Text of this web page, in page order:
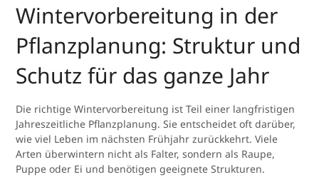
Wintervorbereitung in der
Pflanzplanung: Struktur und
Schutz für das ganze Jahr
Die richtige Wintervorbereitung ist Teil einer langfristigen
Jahreszeitliche Pflanzplanung. Sie entscheidet oft darüber,
wie viel Leben im nächsten Frühjahr zurückkehrt. Viele
Arten überwintern nicht als Falter, sondern als Raupe,
Puppe oder Ei und benötigen geeignete Strukturen.